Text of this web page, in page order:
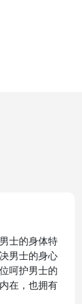
士的身体特
男士的身心
呵护男士的
在，也拥有